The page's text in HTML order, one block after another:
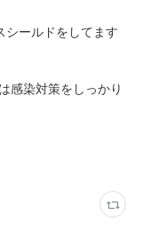
シールドをしてます
感染対策をしっかり